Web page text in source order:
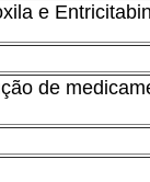
e
de